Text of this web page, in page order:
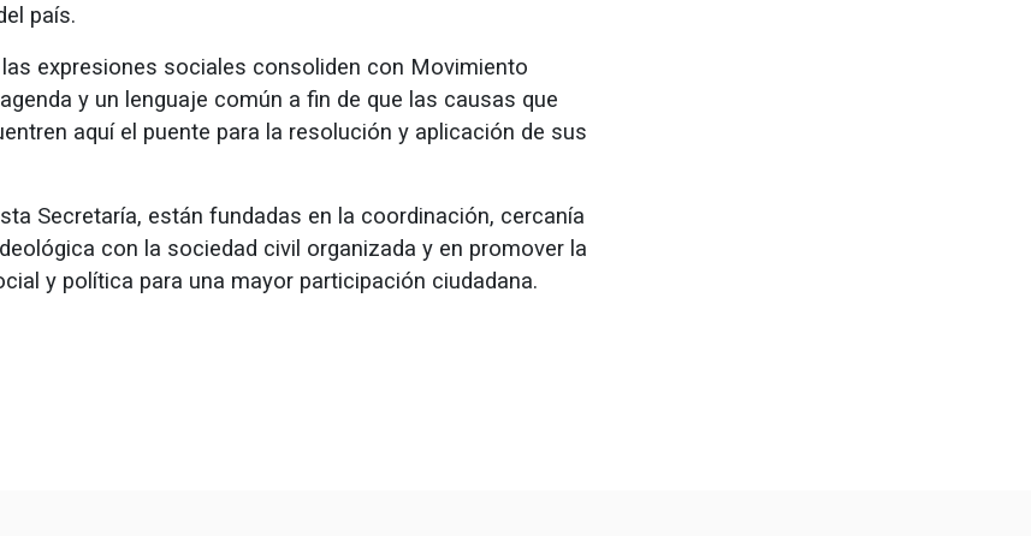
país.
expresiones sociales consoliden con Movimiento
y un lenguaje común a fin de que las causas que
aquí el puente para la resolución y aplicación de sus
Secretaría, están fundadas en la coordinación, cercanía
con la sociedad civil organizada y en promover la
y política para una mayor participación ciudadana.